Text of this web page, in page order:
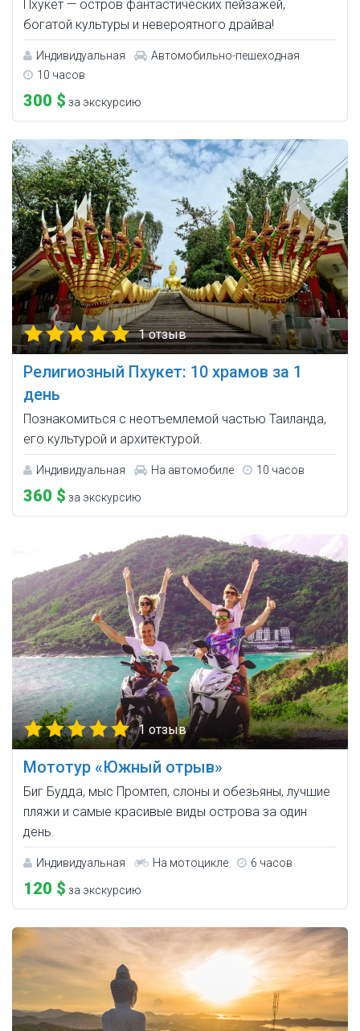
Пхукет — остров фантастических пейзажей,
богатой культуры и невероятного драйва!
Индивидуальная
Автомобильно-пешеходная
10 часов
300 $ за экскурсию
1 отзыв
Религиозный Пхукет: 10 храмов за 1
день
Познакомиться с неотъемлемой частью Таиланда,
его культурой и архитектурой.
Индивидуальная На автомобиле 10 часов
360 $ за экскурсию
1 отзыв
Мототур «Южный отрыв»
Биг Будда, мыс Промтеп, слоны и обезьяны, лучшие
пляжи и самые красивые виды острова за один
день.
Индивидуальная На мотоцикле 6 часов
120 $ за экскурсию